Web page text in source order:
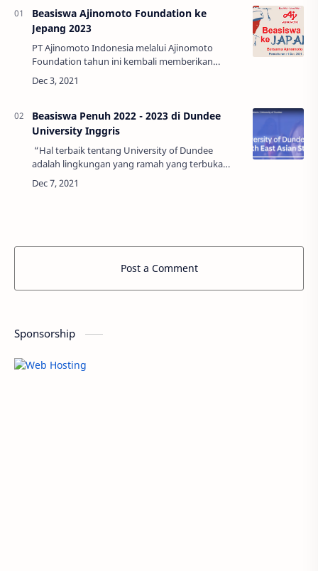
Beasiswa Ajinomoto Foundation ke
Jepang 2023
PT Ajinomoto Indonesia melalui Ajinomoto
Foundation tahun ini kembali memberikan
beasiswa program pascasarjana (Post-Graduate)
kepada mahasiswa/i Indonesia untuk
Beasiswa Penuh 2022 - 2023 di Dundee
University Inggris
“Hal terbaik tentang University of Dundee
adalah lingkungan yang ramah yang terbuka
untuk mahasiswa internasional, fasilitas kampus
yang lengkap, dan dosen yang profesional. …
Post a Comment
Sponsorship